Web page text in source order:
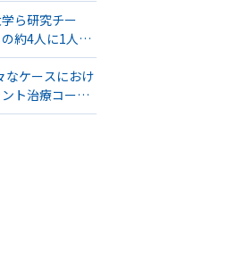
ら研究チー
約4人に1人が
不全症に該当
なケースにおけ
ト治療コース